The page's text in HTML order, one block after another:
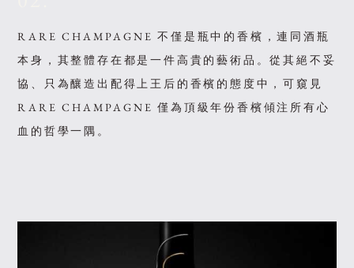
RARE CHAMPAGNE 不僅是瓶中的香檳，連同酒瓶
本身，其整體存在都是一件高貴的藝術品。從其絕不妥
協、只為釀造出配得上王后的香檳的態度中，可窺見
RARE CHAMPAGNE 僅為頂級年份香檳傾注所有心
血的哲學一隅。